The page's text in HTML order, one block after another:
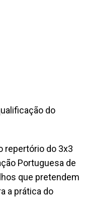
do
repertório do 3x3
Portuguesa de
que pretendem
a prática do